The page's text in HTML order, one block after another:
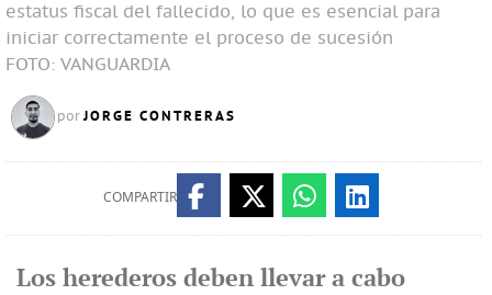
estatus fiscal del fallecido, lo que es esencial para
iniciar correctamente el proceso de sucesión
FOTO: VANGUARDIA
porJORGE CONTRERAS
COMPARTIR
Los herederos deben llevar a cabo